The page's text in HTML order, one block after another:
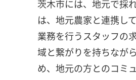
茨木市には、地元で採
は、地元農家と連携し
業務を行うスタッフの
域と繋がりを持ちなが
め、地元の方とのコミ